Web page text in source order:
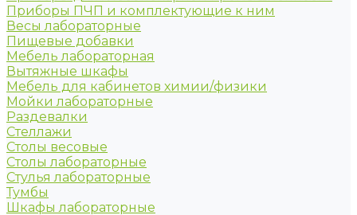
Приборы ПЧП и комплектующие к ним
Весы лабораторные
Пищевые добавки
Мебель лабораторная
Вытяжные шкафы
Мебель для кабинетов химии/физики
Мойки лабораторные
Раздевалки
Стеллажи
Столы весовые
Столы лабораторные
Стулья лабораторные
Тумбы
Шкафы лабораторные